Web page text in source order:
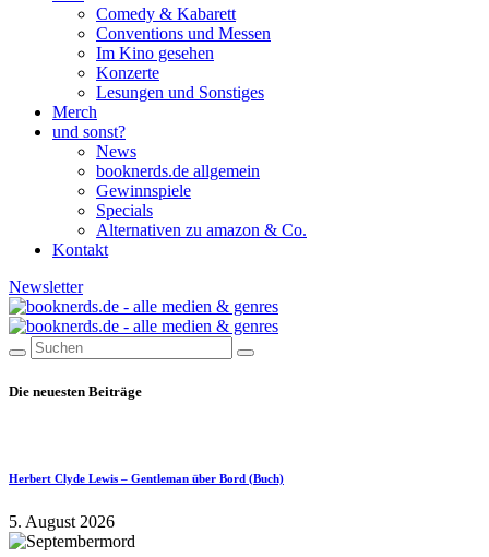
Comedy & Kabarett
Conventions und Messen
Im Kino gesehen
Konzerte
Lesungen und Sonstiges
Merch
und sonst?
News
booknerds.de allgemein
Gewinnspiele
Specials
Alternativen zu amazon & Co.
Kontakt
Newsletter
Die neuesten Beiträge
Herbert Clyde Lewis – Gentleman über Bord (Buch)
5. August 2026